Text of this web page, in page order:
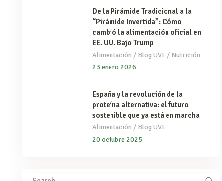
De la Pirámide Tradicional a la
“Pirámide Invertida”: Cómo
cambió la alimentación oficial en
EE. UU. Bajo Trump
Alimentación / Blog UVE/ Nutrición
23 enero 2026
España y la revolución de la
proteína alternativa: el futuro
sostenible que ya está en marcha
Alimentación / Blog UVE
20 octubre 2025